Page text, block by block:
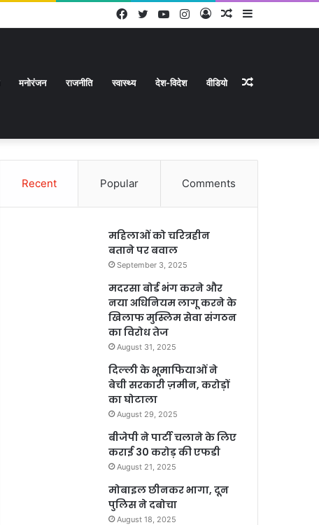
Random
Log
Instagram
YouTube
Twitter
Facebook
मनोरंजन राजनीति स्वास्थ्य देश-विदेश वीडियो
Recent Popular Comments
महिलाओं को चरित्रहीन
बताने पर बवाल
September 3, 2025
मदरसा बोर्ड भंग करने और
नया अधिनियम लागू करने के
खिलाफ मुस्लिम सेवा संगठन
का विरोध तेज
August 31, 2025
दिल्ली के भूमाफियाओं ने
बेची सरकारी ज़मीन, करोड़ों
का घोटाला
August 29, 2025
बीजेपी ने पार्टी चलाने के लिए
कराई 30 करोड़ की एफडी
August 21, 2025
मोबाइल छीनकर भागा, दून
पुलिस ने दबोचा
August 18, 2025